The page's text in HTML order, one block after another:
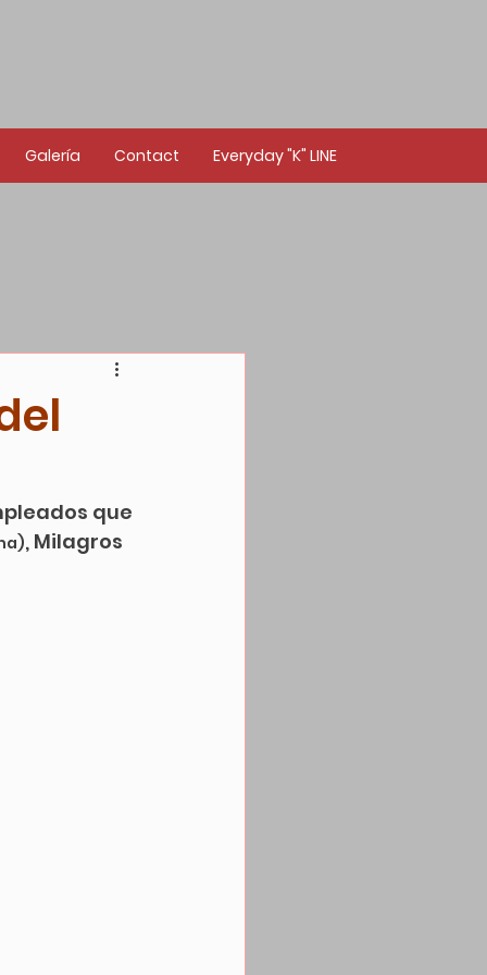
Galería Contact Everyday "K" LINE
que
, Milagros